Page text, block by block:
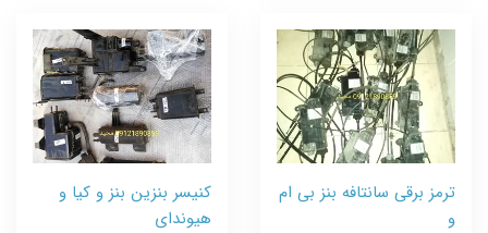
ترمز برقی سانتافه بنز بی ام
و
کنیسر بنزین بنز و کیا و
هیوندای